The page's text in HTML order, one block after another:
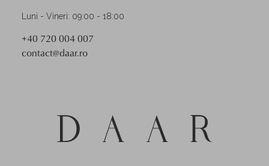
Luni - Vineri: 09:00 - 18:00
+40 720 004 007
contact@daar.ro